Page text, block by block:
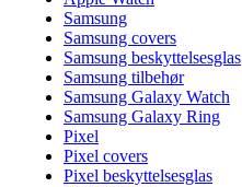
Samsung
Samsung covers
Samsung beskyttelsesglas
Samsung tilbehør
Samsung Galaxy Watch
Samsung Galaxy Ring
Pixel
Pixel covers
Pixel beskyttelsesglas